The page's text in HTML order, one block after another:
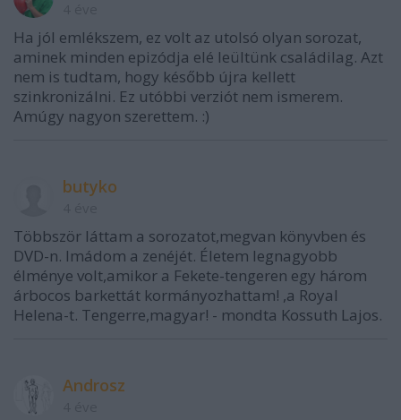
Ha jól emlékszem, ez volt az utolsó olyan sorozat,
aminek minden epizódja elé leültünk családilag. Azt
nem is tudtam, hogy később újra kellett
szinkronizálni. Ez utóbbi verziót nem ismerem.
Amúgy nagyon szerettem. :)
butyko
Többször láttam a sorozatot,megvan könyvben és
DVD-n. Imádom a zenéjét. Életem legnagyobb
élménye volt,amikor a Fekete-tengeren egy három
árbocos barkettát kormányozhattam! ,a Royal
Helena-t. Tengerre,magyar! - mondta Kossuth Lajos.
Androsz